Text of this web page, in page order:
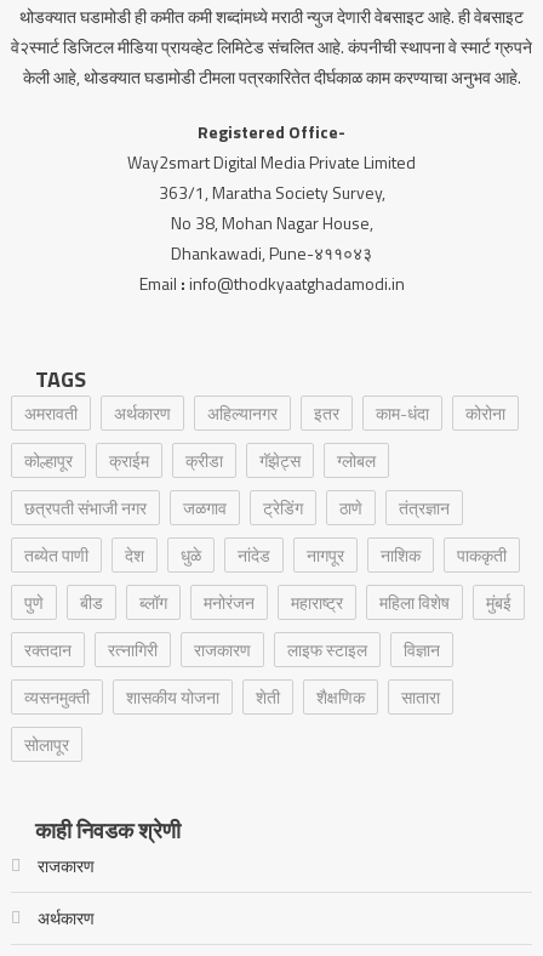
थोडक्यात घडामोडी ही कमीत कमी शब्दांमध्ये मराठी न्युज देणारी वेबसाइट आहे. ही वेबसाइट
वे२स्मार्ट डिजिटल मीडिया प्रायव्हेट लिमिटेड संचलित आहे. कंपनीची स्थापना वे स्मार्ट ग्रुपने
केली आहे, थोडक्यात घडामोडी टीमला पत्रकारितेत दीर्घकाळ काम करण्याचा अनुभव आहे.
Registered Office-
Way2smart Digital Media Private Limited
363/1, Maratha Society Survey,
No 38, Mohan Nagar House,
Dhankawadi, Pune-४११०४३
Email :info@thodkyaatghadamodi.in
TAGS
अमरावती अर्थकारण अहिल्यानगर इतर काम-धंदा
कोरोना
कोल्हापूर
क्राईम क्रीडा गॅझेट्स
ग्लोबल
छत्रपती संभाजी नगर
जळगाव ट्रेडिंग ठाणे
तंत्रज्ञान
तब्येत पाणी
देश धुळे नांदेड नागपूर नाशिक
पाककृती
पुणे
बीड ब्लॉग मनोरंजन महाराष्ट्र महिला विशेष
मुंबई
रक्‍तदान
रत्नागिरी राजकारण लाइफ स्टाइल
विज्ञान
व्यसनमुक्ती
शासकीय योजना शेती शैक्षणिक
सातारा
सोलापूर
काही निवडक श्रेणी
राजकारण
अर्थकारण